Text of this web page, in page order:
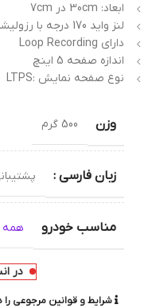
ابعاد: 30cm در 7cm
لنز واید 170 درجه با رزولیشن 1920*1080p
دارای Loop Recording
اندازه صفحه 5 اینچ
نوع صفحه نمایش :LTPS
وزن 500 گرم
زبان فارسی :
مناسب خودرو همه
در
شرایط و قوانین مرجوعی را